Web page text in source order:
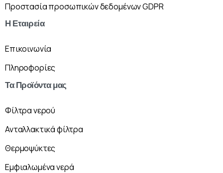
Προστασία προσωπικών δεδομένων GDPR
Η Εταιρεία
Επικοινωνία
Πληροφορίες
Τα Προϊόνταμας
Φίλτρα νερού
Ανταλλακτικά φίλτρα
Θερμοψύκτες
Εμφιαλωμένα νερά